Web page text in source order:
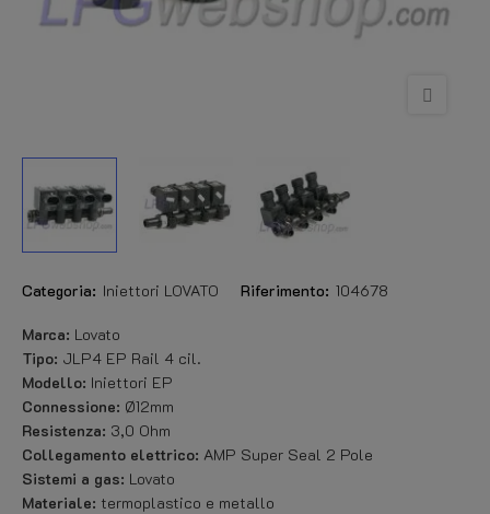
Categoria: Iniettori LOVATO Riferimento: 104678
Marca: Lovato
Tipo: JLP4 EP Rail 4 cil.
Modello: Iniettori EP
Connessione: Ø12mm
Resistenza: 3,0 Ohm
Collegamento elettrico: AMP Super Seal 2 Pole
Sistemi a gas: Lovato
Materiale: termoplastico e metallo